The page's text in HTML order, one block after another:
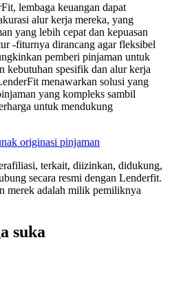
lembaga keuangan dapat
alur kerja mereka, yang
yang lebih cepat dan kepuasan
-fiturnya dirancang agar fleksibel
pemberi pinjaman untuk
kebutuhan spesifik dan alur kerja
menawarkan solusi yang
yang kompleks sambil
untuk mendukung
originasi pinjaman
terkait, diizinkan, didukung,
secara resmi dengan Lenderfit.
merek adalah milik pemiliknya
suka